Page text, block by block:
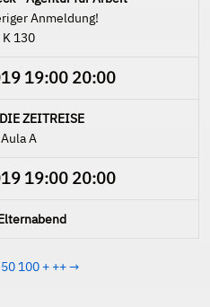
Anmeldung!
K 130
19:00 20:00
ZEITREISE
Aula A
19:00 20:00
50 100 + ++→